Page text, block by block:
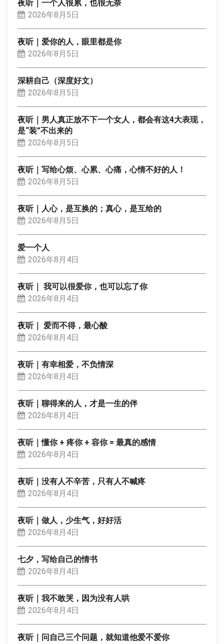
夜听｜一个人很累，也很无奈
2026年8月5日
夜听｜爱你的人，眼里都是你
2026年8月5日
深耕自己（深度好文）
2026年8月5日
夜听｜男人真正放不下一个女人，都会有这4大表现，
是“装”不出来的
2026年8月5日
夜听｜写给心烦、心累、心痛，心情不好的人！
2026年8月5日
夜听｜人心，是互换的；真心，是互给的
2026年8月5日
爱一个人
2026年8月4日
夜听｜ 我可以很爱你，也可以忘了你
2026年8月4日
夜听｜ 爱而不得，最心酸
2026年8月4日
夜听｜有幸相爱，不负情深
2026年8月4日
夜听｜聊得来的人，才是一生的伴
2026年8月4日
夜听｜懂你 + 疼你 + 容你 = 最真的感情
2026年8月4日
夜听｜没有人不辛苦，只有人不喊疼
2026年8月4日
夜听｜做人，少生气，好好活
2026年8月4日
七夕，写给自己的情书
2026年8月4日
夜听｜我不敢哭，因为没有人哄
2026年8月4日
夜听｜问自己三个问题，就知道他爱不爱你